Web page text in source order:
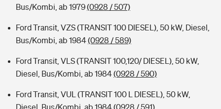
Bus/Kombi, ab 1979(0928 / 507)
Ford Transit, VZS (TRANSIT 100 DIESEL), 50 kW, Diesel,
Bus/Kombi, ab 1984(0928 / 589)
Ford Transit, VLS (TRANSIT 100,120/ DIESEL), 50 kW,
Diesel, Bus/Kombi, ab 1984(0928 / 590)
Ford Transit, VUL (TRANSIT 100 L DIESEL), 50 kW,
Diesel, Bus/Kombi, ab 1984(0928 / 591)